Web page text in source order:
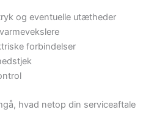
og eventuelle utætheder
forbindelser
hvad netop din serviceaftale